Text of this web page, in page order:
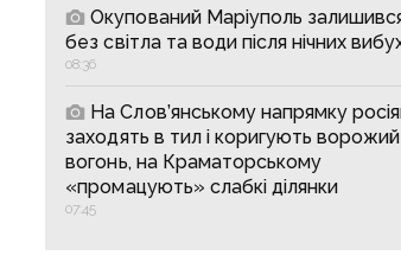
Окупований Маріуполь
без світла та води після нічних
08:36
На Слов’янському напрямку
заходять в тил і коригують ворожий
вогонь, на Краматорському
«промацують» слабкі ділянки
07:45